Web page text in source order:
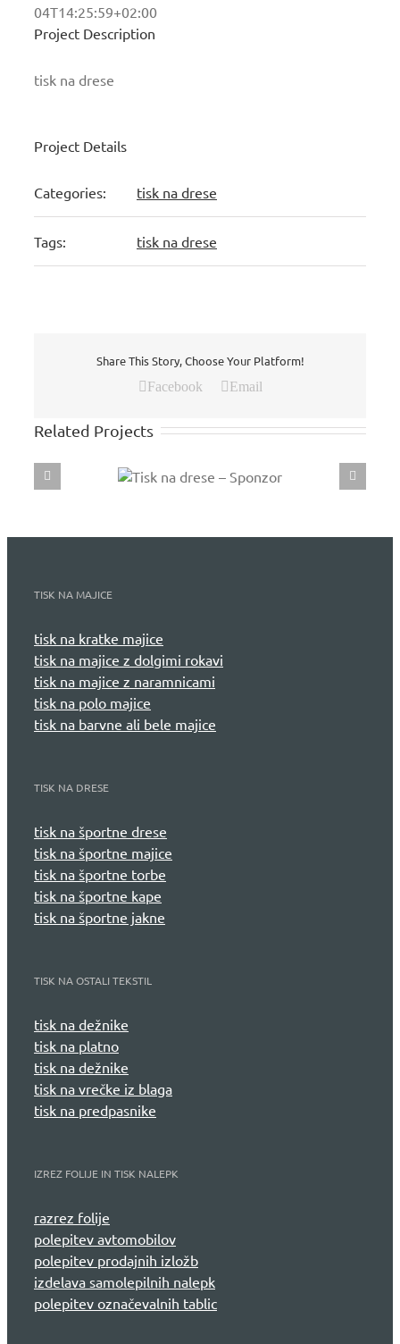
04T14:25:59+02:00
Project Description
tisk na drese
Project Details
Categories: tisk na drese
Tags: tisk na drese
Share This Story, Choose Your Platform!
Facebook
Email
Related Projects
TISK NA MAJICE
tisk na kratke majice
tisk na majice z dolgimi rokavi
tisk na majice z naramnicami
tisk na polo majice
tisk na barvne ali bele majice
TISK NA DRESE
tisk na športne drese
tisk na športne majice
tisk na športne torbe
tisk na športne kape
tisk na športne jakne
TISK NA OSTALI TEKSTIL
tisk na dežnike
tisk na platno
tisk na dežnike
tisk na vrečke iz blaga
tisk na predpasnike
IZREZ FOLIJE IN TISK NALEPK
razrez folije
polepitev avtomobilov
polepitev prodajnih izložb
izdelava samolepilnih nalepk
polepitev označevalnih tablic